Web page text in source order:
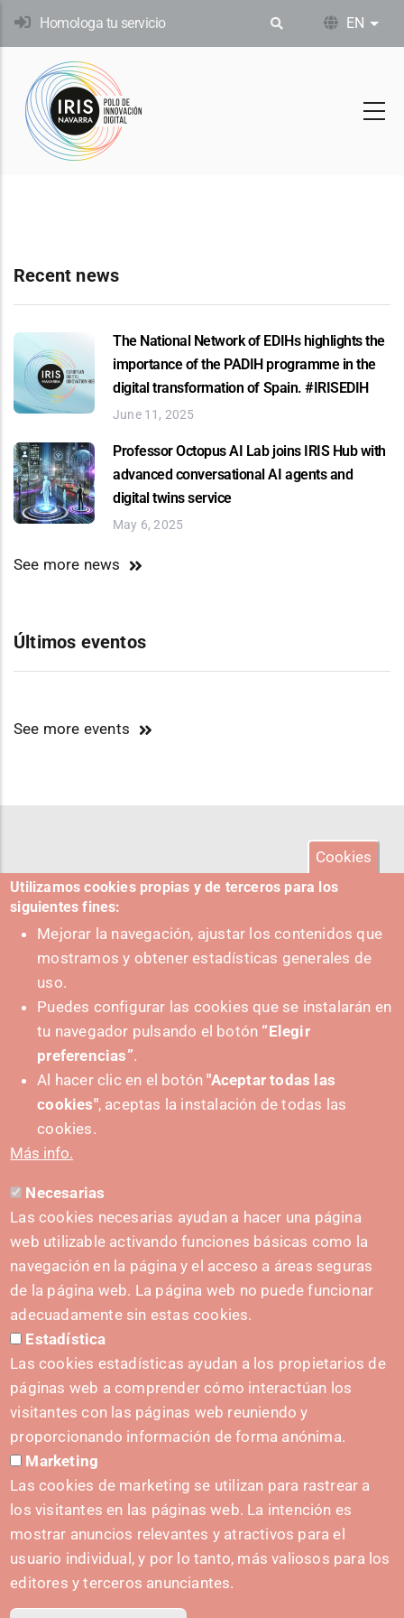
Skip
content
Homologa tu servicio EN List
Recent news
The National Network of EDIHs highlights the
importance of the PADIH programme in the
digital transformation of Spain. #IRISEDIH
June 11, 2025
Professor Octopus AI Lab joins IRIS Hub with
advanced conversational AI agents and
digital twins service
May 6, 2025
See more news
Últimos eventos
See more events
PUSHED FORWARD BY:
CONTACT
hola@irisnavarra.com
(+34) 628 23 12 32
C. del Sadar, 31006 Pamplona
Contact form
Press Kit
INITIATIVES
Navarra Cybersecurity Center
Spain Living Lab
Support for entrepreneurship
Cookies
Utilizamos cookies propias y de terceros para los
siguientes fines:
Mejorar la navegación, ajustar los contenidos que
mostramos y obtener estadísticas generales de
uso.
Puedes configurar las cookies que se instalarán en
tu navegador pulsando el botón “Elegir
preferencias”.
Al hacer clic en el botón"Aceptar todas las
cookies", aceptas la instalación de todas las
cookies.
Más info.
Necesarias
Las cookies necesarias ayudan a hacer una página
web utilizable activando funciones básicas como la
navegación en la página y el acceso a áreas seguras
de la página web. La página web no puede funcionar
adecuadamente sin estas cookies.
Estadística
Las cookies estadísticas ayudan a los propietarios de
páginas web a comprender cómo interactúan los
visitantes con las páginas web reuniendo y
proporcionando información de forma anónima.
Marketing
Las cookies de marketing se utilizan para rastrear a
los visitantes en las páginas web. La intención es
mostrar anuncios relevantes y atractivos para el
usuario individual, y por lo tanto, más valiosos para los
editores y terceros anunciantes.